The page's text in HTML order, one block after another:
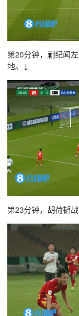
第20分钟，蒯纪闻
地。↓
第23分钟，胡荷韬